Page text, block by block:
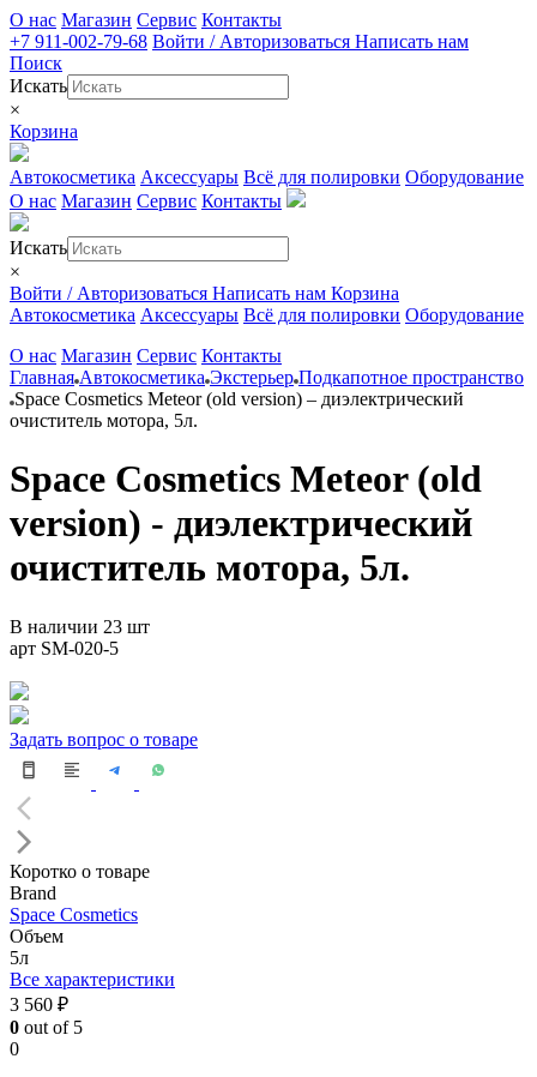
О нас Магазин Сервис Контакты
+7 911-002-79-68 Войти / Авторизоваться Написать нам
Поиск
Искать
×
Корзина
Автокосметика Аксессуары Всё для полировки Оборудование
О нас Магазин Сервис Контакты
Искать
×
Войти / Авторизоваться Написать нам Корзина
Автокосметика Аксессуары Всё для полировки Оборудование
О нас Магазин Сервис Контакты
Главная Автокосметика Экстерьер Подкапотное пространство
Space Cosmetics Meteor (old version) – диэлектрический
очиститель мотора, 5л.
Space Cosmetics Meteor (old
version) - диэлектрический
очиститель мотора, 5л.
В наличии 23 шт
арт SM-020-5
Задать вопрос о товаре
Коротко о товаре
Brand
Space Cosmetics
Объем
5л
Все характеристики
3 560 ₽
0 out of 5
0